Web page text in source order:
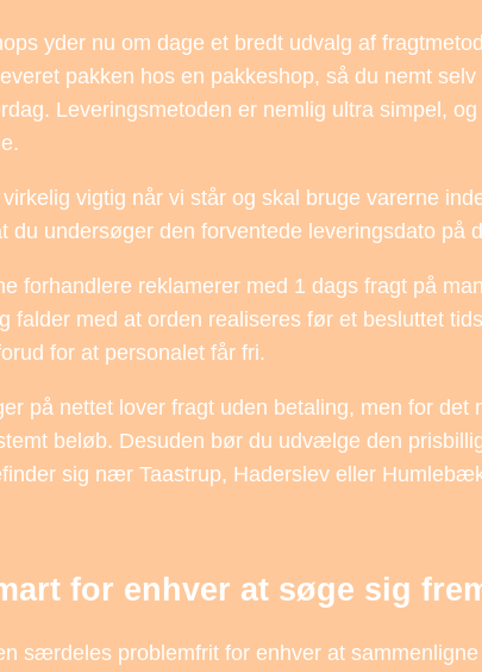
yder nu om dage et bredt udvalg af
pakken hos en pakkeshop, så du nemt
Leveringsmetoden er nemlig ultra simpel,
vigtig når vi står og skal bruge varerne
du undersøger den forventede leveringsdato på
forhandlere reklamerer med 1 dags fragt på
falder med at orden realiseres før et besluttet
for at personalet får fri.
på nettet lover fragt uden betaling, men for det
beløb. Desuden bør du udvælge den
sig nær Taastrup, Haderslev eller
for enhver at søge sig
særdeles problemfrit for enhver at